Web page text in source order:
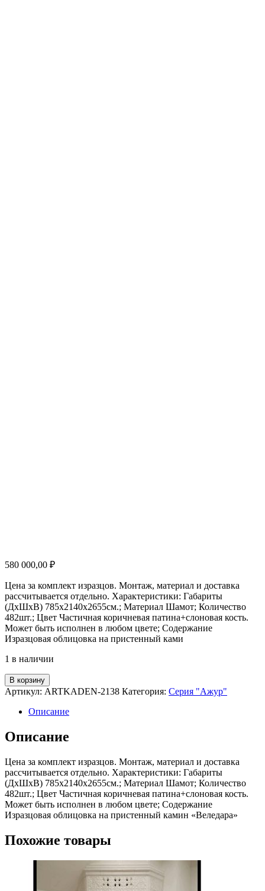
580 000,00 ₽
Цена за комплект изразцов. Монтаж, материал и доставка
рассчитывается отдельно. Характеристики: Габариты
(ДхШхВ) 785х2140х2655см.; Материал Шамот; Количество
482шт.; Цвет Частичная коричневая патина+слоновая кость.
Может быть исполнен в любом цвете; Содержание
Изразцовая облицовка на пристенный ками
1 в наличии
Количество
товара
Пристенный
камин
В корзину
Артикул: ARTKADEN-2138 Категория: Серия "Ажур"
Описание
Описание
Цена за комплект изразцов. Монтаж, материал и доставка
рассчитывается отдельно. Характеристики: Габариты
(ДхШхВ) 785х2140х2655см.; Материал Шамот; Количество
482шт.; Цвет Частичная коричневая патина+слоновая кость.
Может быть исполнен в любом цвете; Содержание
Изразцовая облицовка на пристенный камин «Веледара»
Похожие товары